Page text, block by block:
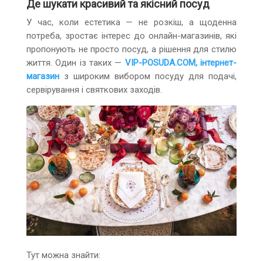
Де шукати красивий та якісний посуд
У час, коли естетика — не розкіш, а щоденна
потреба, зростає інтерес до онлайн-магазинів, які
пропонують не просто посуд, а рішення для стилю
життя. Один із таких — VIP-POSUDA.COM, інтернет-
магазинз широким вибором посуду для подачі,
сервірування і святкових заходів.
Тут можна знайти: